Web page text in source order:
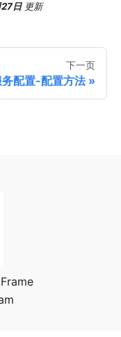
27日 更新
下一页
务配置-配置方法